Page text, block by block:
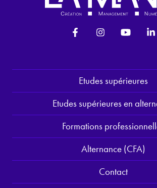
Etudes supérieures
Etudes supérieures en
Formations
Alternance (CFA)
Contact